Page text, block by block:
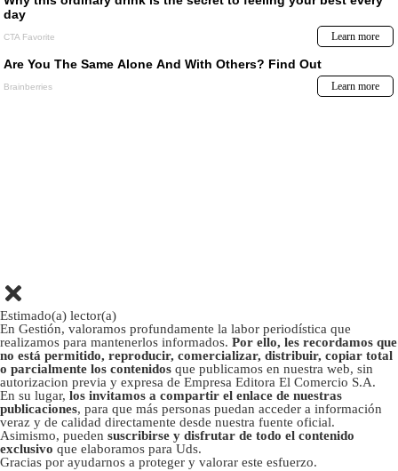
Estimado(a) lector(a)
En Gestión, valoramos profundamente la labor periodística que
realizamos para mantenerlos informados. Por ello, les recordamos que
no está permitido, reproducir, comercializar, distribuir, copiar total
o parcialmente los contenidos que publicamos en nuestra web, sin
autorizacion previa y expresa de Empresa Editora El Comercio S.A.
En su lugar, los invitamos a compartir el enlace de nuestras
publicaciones, para que más personas puedan acceder a información
veraz y de calidad directamente desde nuestra fuente oficial.
Asimismo, pueden suscribirse y disfrutar de todo el contenido
exclusivo que elaboramos para Uds.
Gracias por ayudarnos a proteger y valorar este esfuerzo.